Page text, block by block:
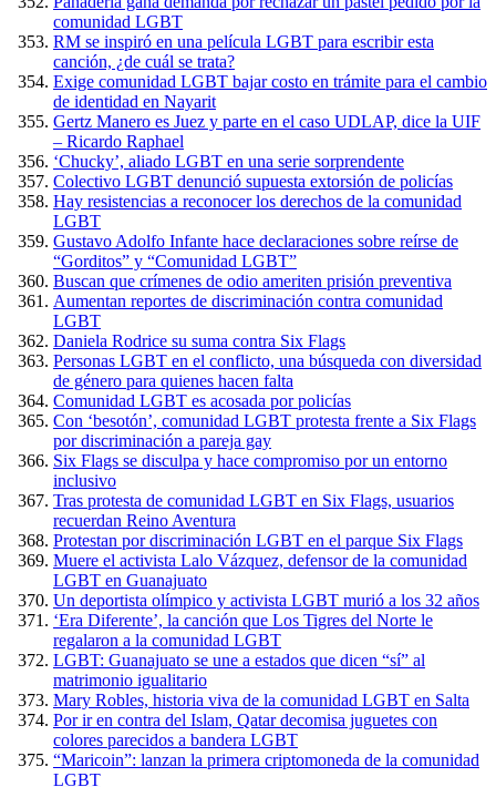
comunidad LGBT
RM se inspiró en una película LGBT para escribir esta
canción, ¿de cuál se trata?
Exige comunidad LGBT bajar costo en trámite para el cambio
de identidad en Nayarit
Gertz Manero es Juez y parte en el caso UDLAP, dice la UIF
– Ricardo Raphael
‘Chucky’, aliado LGBT en una serie sorprendente
Colectivo LGBT denunció supuesta extorsión de policías
Hay resistencias a reconocer los derechos de la comunidad
LGBT
Gustavo Adolfo Infante hace declaraciones sobre reírse de
“Gorditos” y “Comunidad LGBT”
Buscan que crímenes de odio ameriten prisión preventiva
Aumentan reportes de discriminación contra comunidad
LGBT
Daniela Rodrice su suma contra Six Flags
Personas LGBT en el conflicto, una búsqueda con diversidad
de género para quienes hacen falta
Comunidad LGBT es acosada por policías
Con ‘besotón’, comunidad LGBT protesta frente a Six Flags
por discriminación a pareja gay
Six Flags se disculpa y hace compromiso por un entorno
inclusivo
Tras protesta de comunidad LGBT en Six Flags, usuarios
recuerdan Reino Aventura
Protestan por discriminación LGBT en el parque Six Flags
Muere el activista Lalo Vázquez, defensor de la comunidad
LGBT en Guanajuato
Un deportista olímpico y activista LGBT murió a los 32 años
‘Era Diferente’, la canción que Los Tigres del Norte le
regalaron a la comunidad LGBT
LGBT: Guanajuato se une a estados que dicen “sí” al
matrimonio igualitario
Mary Robles, historia viva de la comunidad LGBT en Salta
Por ir en contra del Islam, Qatar decomisa juguetes con
colores parecidos a bandera LGBT
“Maricoin”: lanzan la primera criptomoneda de la comunidad
LGBT